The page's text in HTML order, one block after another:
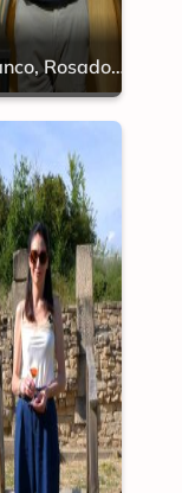
Cata de Arbayun Blanco, Rosado y Tinto